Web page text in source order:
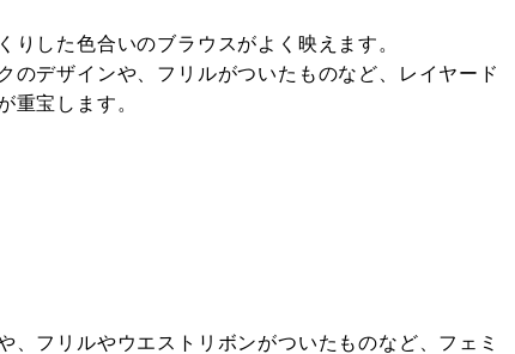
りした色合いのブラウスがよく映えます。
のデザインや、フリルがついたものなど、レイヤード
重宝します。
、フリルやウエストリボンがついたものなど、フェミ